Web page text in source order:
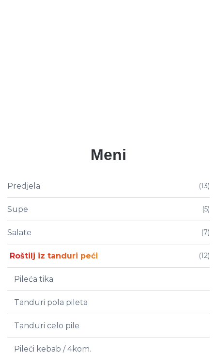
Meni
Predjela (13)
Supe (5)
Salate (7)
Roštilj iz tanduri peći (12)
Pileća tika
Tanduri pola pileta
Tanduri celo pile
Pileći kebab / 4kom.